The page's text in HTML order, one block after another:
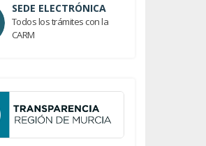
SEDE ELECTRÓNICA
Todos los trámites con la
CARM